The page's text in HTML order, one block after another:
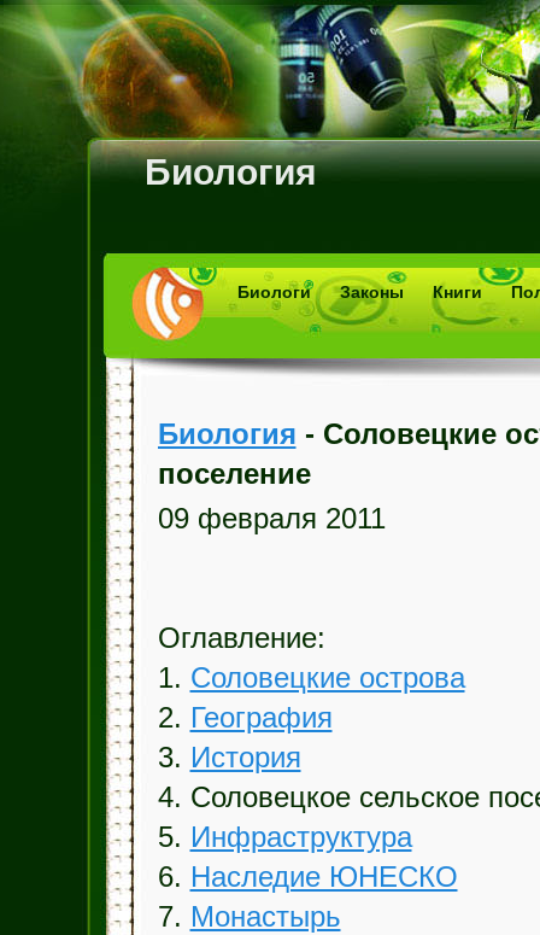
Биология
Биологи Законы Книги
Биология - Соловецкие
поселение
09 февраля 2011
Оглавление:
1. Соловецкие острова
2. География
3. История
4. Соловецкое сельское
5. Инфраструктура
6. Наследие ЮНЕСКО
7. Монастырь